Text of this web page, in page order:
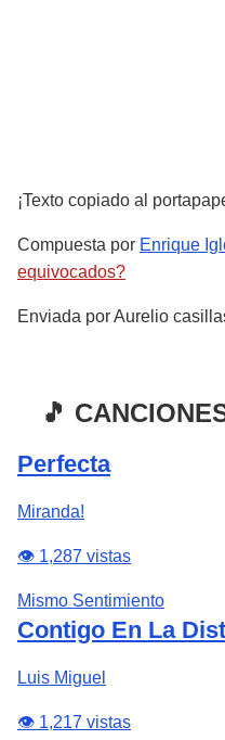
¡Texto copiado al
Compuesta por Enrique
equivocados?
Enviada porAurelio
🎵
Perfecta
Miranda!
👁️ 1,287 vistas
Mismo Sentimiento
Contigo En La
Luis Miguel
👁️ 1,217 vistas